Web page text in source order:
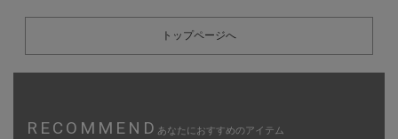
トップページへ
RECOMMEND あなたにおすすめのアイテム